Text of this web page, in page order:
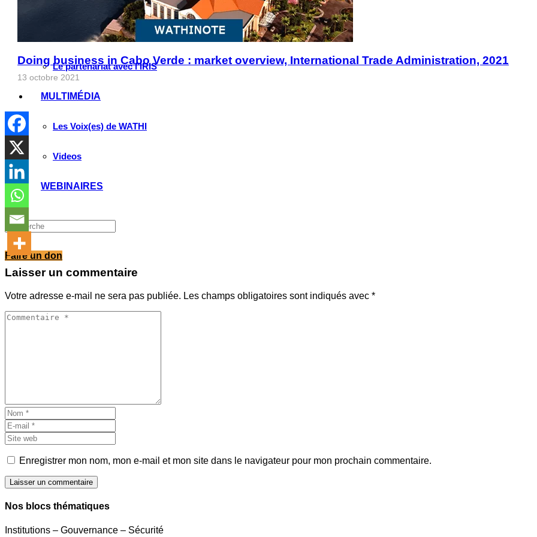
Valorisation de la recherche au Sahel
Entretiens avec les élus locaux
Le partenariat avec l’IRIS
MULTIMÉDIA
Les Voix(es) de WATHI
Videos
WEBINAIRES
Faire un don
Doing business in Cabo Verde : market overview, International Trade Administration, 2021
13 octobre 2021
Laisser un commentaire
Votre adresse e-mail ne sera pas publiée. Les champs obligatoires sont indiqués avec *
Enregistrer mon nom, mon e-mail et mon site dans le navigateur pour mon prochain commentaire.
Laisser un commentaire
Nos blocs thématiques
Institutions – Gouvernance – Sécurité